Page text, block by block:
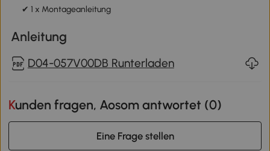
✔ 1 x Montageanleitung
Anleitung
D04-057V00DB Runterladen
Kunden fragen, Aosom antwortet (0)
Eine Frage stellen